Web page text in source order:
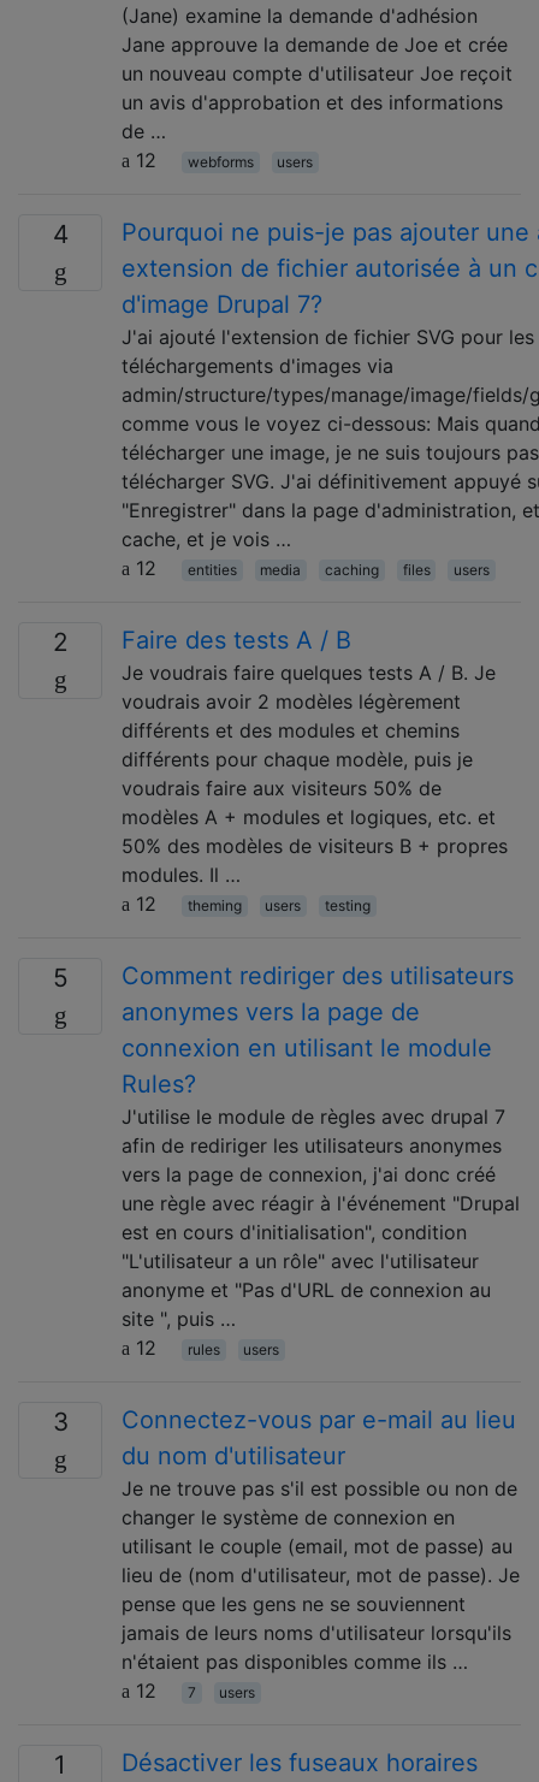
(Jane) examine la demande d'adhésion
Jane approuve la demande de Joe et crée
un nouveau compte d'utilisateur Joe reçoit
un avis d'approbation et des informations
de …
12
webforms users
4
Pourquoi ne puis-je pas ajouter une
extension de fichier autorisée à un
d'image Drupal 7?
J'ai ajouté l'extension de fichier SVG pour les
téléchargements d'images via
admin/structure/types/manage/image/fields/
comme vous le voyez ci-dessous: Mais
télécharger une image, je ne suis toujours
télécharger SVG. J'ai définitivement appuyé
"Enregistrer" dans la page d'administration,
cache, et je vois …
12
entities media caching files users
2 Faire des tests A / B
Je voudrais faire quelques tests A / B. Je
voudrais avoir 2 modèles légèrement
différents et des modules et chemins
différents pour chaque modèle, puis je
voudrais faire aux visiteurs 50% de
modèles A + modules et logiques, etc. et
50% des modèles de visiteurs B + propres
modules. Il …
12
theming users testing
5
Comment rediriger des utilisateurs
anonymes vers la page de
connexion en utilisant le module
Rules?
J'utilise le module de règles avec drupal 7
afin de rediriger les utilisateurs anonymes
vers la page de connexion, j'ai donc créé
une règle avec réagir à l'événement "Drupal
est en cours d'initialisation", condition
"L'utilisateur a un rôle" avec l'utilisateur
anonyme et "Pas d'URL de connexion au
site ", puis …
12
rules users
3
Connectez-vous par e-mail au lieu
du nom d'utilisateur
Je ne trouve pas s'il est possible ou non de
changer le système de connexion en
utilisant le couple (email, mot de passe) au
lieu de (nom d'utilisateur, mot de passe). Je
pense que les gens ne se souviennent
jamais de leurs noms d'utilisateur lorsqu'ils
n'étaient pas disponibles comme ils …
12
7 users
1
Désactiver les fuseaux horaires